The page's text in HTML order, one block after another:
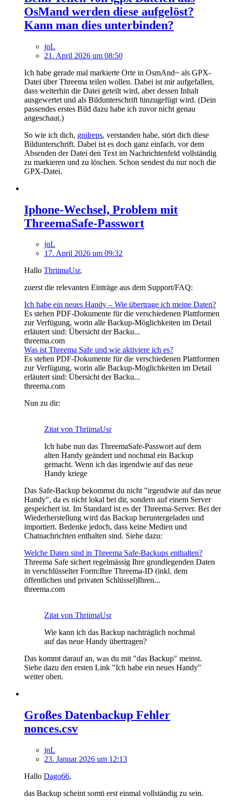
OsMand werden diese aufgelöst?
Kann man dies unterbinden?
jnL
21. April 2026 um 08:50
Ich habe gerade mal markierte Orte in OsmAnd~ als GPX-
Datei über Threema teilen wollen. Dabei ist mir aufgefallen,
dass weiterhin die Datei geteilt wird, aber dessen Inhalt
ausgewertet und als Bildunterschrift hinzugefügt wird. (Dein
passendes erstes Bild dazu habe ich zuvor nicht genau
angeschaut.)
So wie ich dich, gnilreps, verstanden habe, stört dich diese
Bildunterschrift. Dabei ist es doch ganz einfach, vor dem
Absenden der Datei den Text im Nachrichtenfeld vollständig
zu markieren und zu löschen. Schon sendest du nur noch die
GPX-Datei.
Iphone-Wechsel, Problem mit
ThreemaSafe-Passwort
jnL
17. April 2026 um 09:32
Hallo ThriimaUsr,
zuerst die relevanten Einträge aus dem Support/FAQ:
Ich habe ein neues Handy ­– Wie übertrage ich meine Daten?
Es stehen PDF-Dokumente für die verschiedenen Plattformen
zur Verfügung, worin alle Backup-Möglichkeiten im Detail
erläutert sind: Übersicht der Backu...
threema.com
Was ist Threema Safe und wie aktiviere ich es?
Es stehen PDF-Dokumente für die verschiedenen Plattformen
zur Verfügung, worin alle Backup-Möglichkeiten im Detail
erläutert sind: Übersicht der Backu...
threema.com
Nun zu dir:
Zitat von ThriimaUsr
Ich habe nun das ThreemaSafe-Passwort auf dem
alten Handy geändert und nochmal ein Backup
gemacht. Wenn ich das irgendwie auf das neue
Handy kriege
Das Safe-Backup bekommst du nicht "irgendwie auf das neue
Handy", da es nicht lokal bei dir, sondern auf einem Server
gespeichert ist. Im Standard ist es der Threema-Server. Bei der
Wiederherstellung wird das Backup heruntergeladen und
importiert. Bedenke jedoch, dass keine Medien und
Chatnachrichten enthalten sind. Siehe dazu:
Welche Daten sind in Threema Safe-Backups enthalten?
Threema Safe sichert regelmässig Ihre grundlegenden Daten
in verschlüsselter Form:Ihre Threema-ID (inkl. dem
öffentlichen und privaten Schlüssel)Ihren...
threema.com
Zitat von ThriimaUsr
Wie kann ich das Backup nachträglich nochmal
auf das neue Handy übertragen?
Das kommt darauf an, was du mit "das Backup" meinst.
Siehe dazu den ersten Link "Ich habe ein neues Handy"
weiter oben.
Großes Datenbackup Fehler
nonces.csv
jnL
23. Januar 2026 um 12:13
Hallo Dago66,
das Backup scheint somti erst einmal vollständig zu sein.